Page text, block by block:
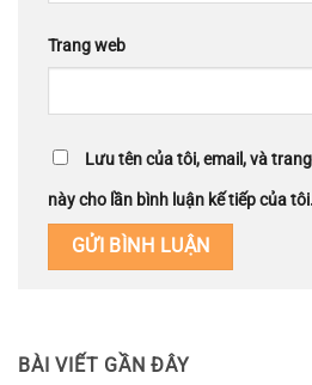
Trang web
Lưu tên của tôi, email, và
này cho lần bình luận kế tiếp của tôi.
BÀI VIẾT GẦN ĐÂY